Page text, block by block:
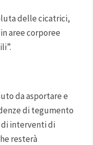
delle cicatrici,
aree corporee
da asportare e
di tegumento
di interventi di
resterà